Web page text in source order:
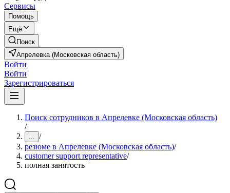
Сервисы
Помощь
Ещё
Поиск
Апрелевка (Московская область)
Войти
Войти
Зарегистрироваться
Поиск сотрудников в Апрелевке (Московская область)
/
... /
резюме в Апрелевке (Московская область)/
customer support representative/
полная занятость